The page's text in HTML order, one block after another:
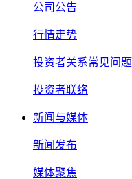
公司公告
行情走势
投资者关系常见问题
投资者联络
新闻与媒体
新闻发布
媒体聚焦